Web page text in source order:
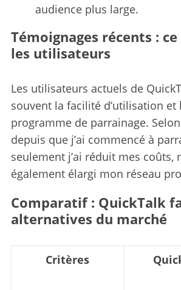
audience plus large.
Témoignages récents :
les utilisateurs
Les utilisateurs actuels de
souvent la facilité d’utilisation et
programme de parrainage. Selon
depuis que j’ai commencé à
seulement j’ai réduit mes coûts,
également élargi mon réseau
Comparatif : QuickTalk
alternatives du marché
Critères